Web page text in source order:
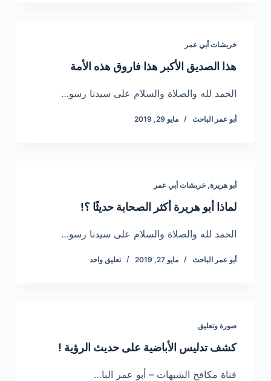
خربشات أبي عمر
هذا الصديق الأكبر هذا فاروق هذه الأمة
الحمد لله والصلاة والسلام على سيدنا رسو…
أبو عمر الباحث مايو 29, 2019
أبو هريرة, خربشات أبي عمر
لماذا أبو هريرة أكثر الصحابة حديثًا ؟!
الحمد لله والصلاة والسلام على سيدنا رسو…
أبو عمر الباحث مايو 27, 2019 تعليق واحد
صورة وتعليق
كشف تدليس الأباضية على حديث الرؤية !
قناة مكافح الشبهات – أبو عمر البا…